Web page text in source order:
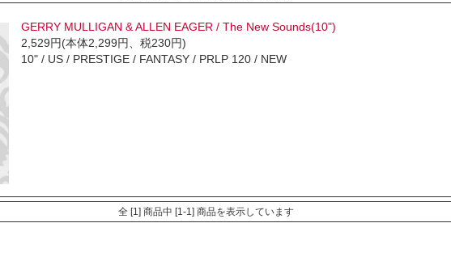
GERRY MULLIGAN & ALLEN EAGER / The New Sounds(10")
2,529円(本体2,299円、税230円)
10" / US / PRESTIGE / FANTASY / PRLP 120 / NEW
全 [1] 商品中 [1-1] 商品を表示しています